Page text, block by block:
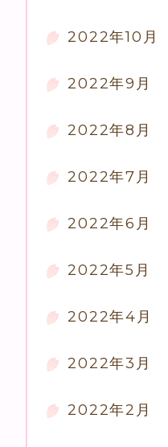
2022年10月
2022年9月
2022年8月
2022年7月
2022年6月
2022年5月
2022年4月
2022年3月
2022年2月